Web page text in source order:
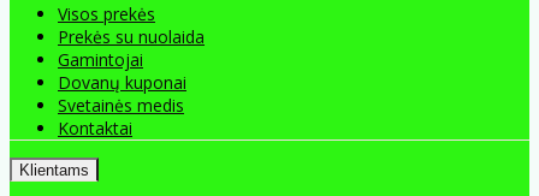
Visos prekės
Prekės su nuolaida
Gamintojai
Dovanų kuponai
Svetainės medis
Kontaktai
Klientams